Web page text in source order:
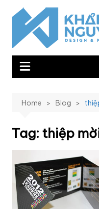
Home Blog
Tag: thiệp